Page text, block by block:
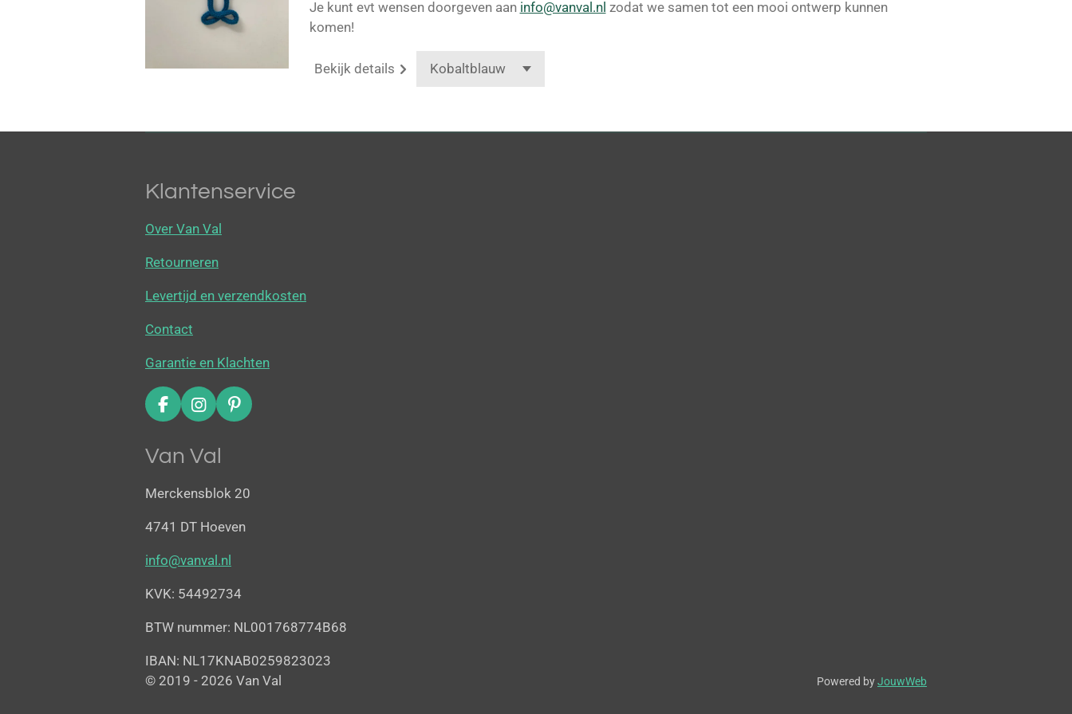
Je kunt evt wensen doorgeven aan info@vanval.nl zodat we samen tot een mooi ontwerp kunnen
komen!
Bekijk details
Klantenservice
Over Van Val
Retourneren
Levertijd en verzendkosten
Contact
Garantie en Klachten
F
a
e
o
k
I
n
t
g
a
P
i
r
s
Van Val
Merckensblok 20
4741 DT Hoeven
info@vanval.nl
KVK: 54492734
BTW nummer: NL001768774B68
IBAN: NL17KNAB0259823023
© 2019 - 2026 Van Val
Powered byJouwWeb